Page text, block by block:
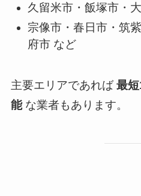
久留米市・飯塚市・
宗像市・春日市・筑
府市 など
主要エリアであれば最
能な業者もあります。